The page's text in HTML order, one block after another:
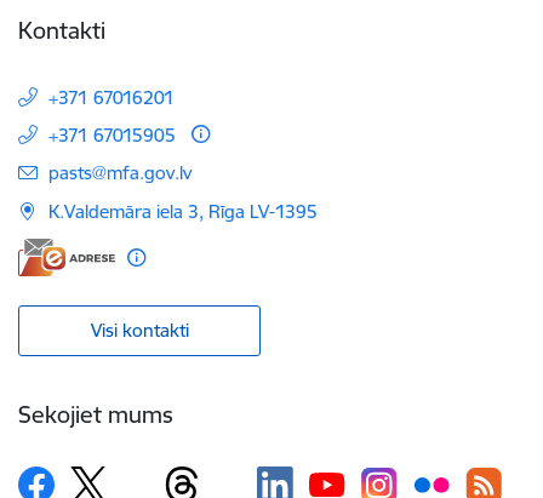
Kontakti
+371 67016201
+371 67015905
E-pasts:
pasts@mfa.gov.lv
K.Valdemāra iela 3, Rīga LV-1395
Visi kontakti
Sekojiet mums